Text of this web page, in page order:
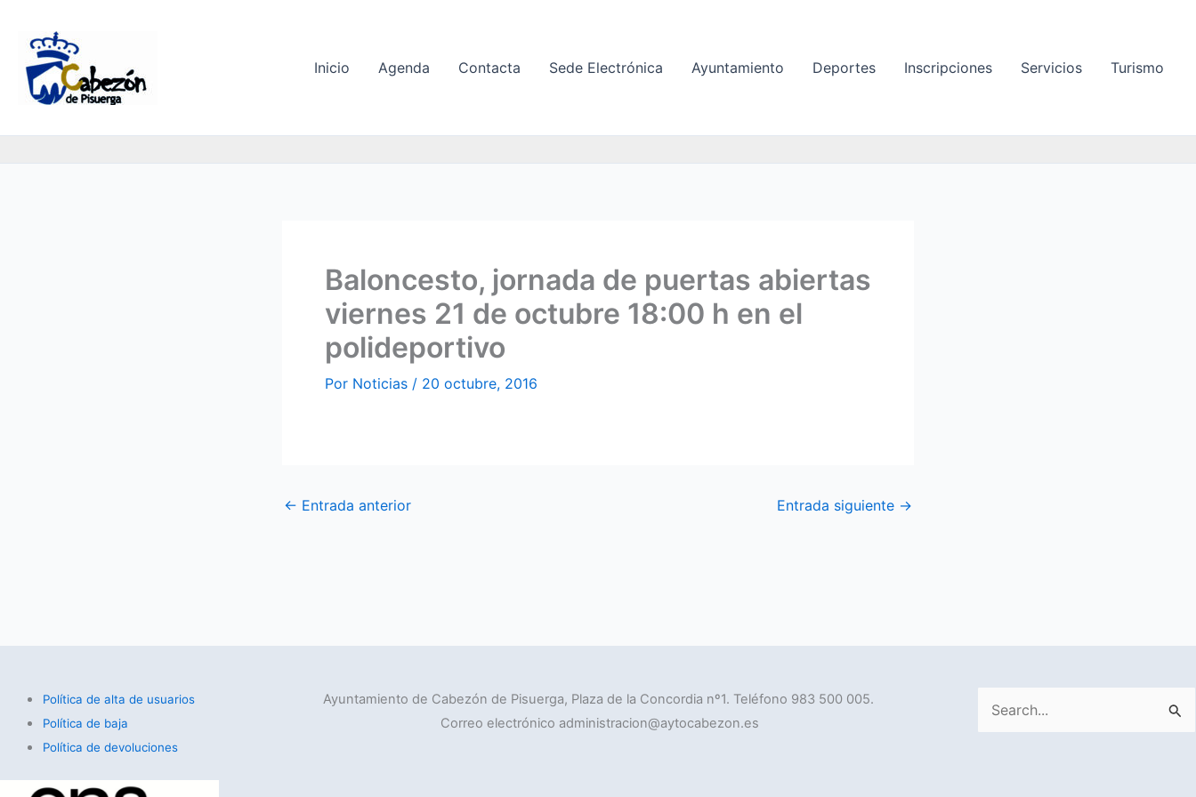
contenido
Inicio Agenda Contacta Sede Electrónica Ayuntamiento Deportes Inscripciones Servicios Turismo
Baloncesto, jornada de puertas abiertas
viernes 21 de octubre 18:00 h en el
polideportivo
Por Noticias / 20 octubre, 2016
← Entrada anterior Entrada siguiente →
Política de alta de usuarios
Política de baja
Política de devoluciones
Ayuntamiento de Cabezón de Pisuerga, Plaza de la Concordia nº1. Teléfono 983 500 005.
Correo electrónico administracion@aytocabezon.es
Buscar
por: